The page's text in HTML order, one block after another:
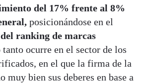
del 17% frente al 8%
posicionándose en el
ranking de marcas
tanto ocurre en el sector de los
en el que la firma de la
muy bien sus deberes en base a